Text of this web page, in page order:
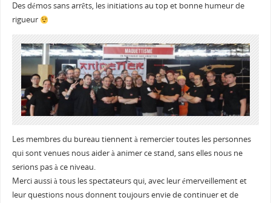
Des démos sans arrêts, les initiations au top et bonne humeur de
rigueur
Les membres du bureau tiennent à remercier toutes les personnes
qui sont venues nous aider à animer ce stand, sans elles nous ne
serions pas à ce niveau.
Merci aussi à tous les spectateurs qui, avec leur émerveillement et
leur questions nous donnent toujours envie de continuer et de